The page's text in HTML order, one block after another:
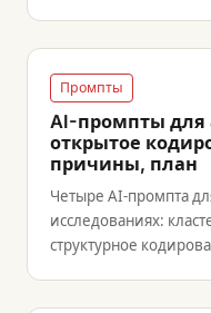
Промпты
AI-промпты для
открытое
причины, план
Четыре AI-промпта
исследованиях:
структурное